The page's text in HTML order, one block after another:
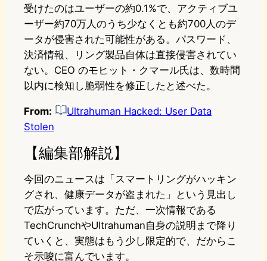
受けたのはユーザーの約0.1%で、アクティブユ
ーザー約70万人のうち少なくとも約700人のデ
ータが侵害された可能性がある。パスワード、
決済情報、リング製品自体は直接侵害されてい
ない。CEO のモヒット・クマール氏は、数時間
以内に検知し脆弱性を修正したと述べた。
From:
Ultrahuman Hacked: User Data
Stolen
【編集部解説】
今回のニュースは「スマートリングがハッキン
グされ、健康データが盗まれた」という見出し
で広がっています。ただ、一次情報である
TechCrunchやUltrahuman自身の説明まで降り
ていくと、実態はもう少し限定的で、だからこ
そ示唆に富んでいます。